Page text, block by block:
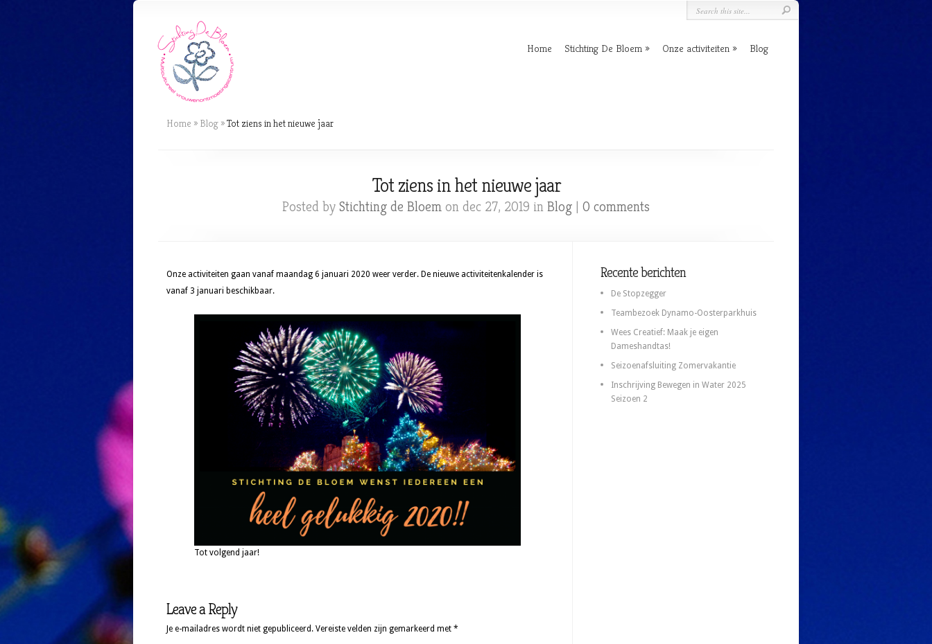
Home Stichting De Bloem Onze activiteiten Blog
Home » Blog »Tot ziens in het nieuwe jaar
Tot ziens in het nieuwe jaar
Posted by Stichting de Bloem on dec 27, 2019 in Blog | 0 comments
Onze activiteiten gaan vanaf maandag 6 januari 2020 weer verder. De nieuwe activiteitenkalender is
vanaf 3 januari beschikbaar.
Tot volgend jaar!
Leave a Reply
Je e-mailadres wordt niet gepubliceerd. Vereiste velden zijn gemarkeerd met *
Recente berichten
De Stopzegger
Teambezoek Dynamo-Oosterparkhuis
Wees Creatief: Maak je eigen
Dameshandtas!
Seizoenafsluiting Zomervakantie
Inschrijving Bewegen in Water 2025
Seizoen 2